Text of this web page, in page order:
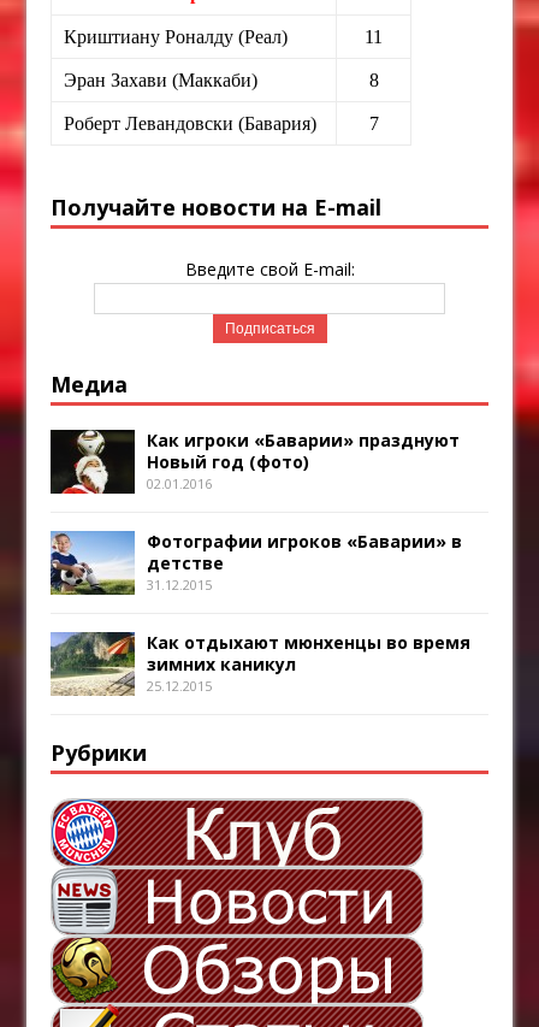
Криштиану Роналду (Реал) 11
Эран Захави (Маккаби) 8
Роберт Левандовски (Бавария) 7
Получайте новости на E-mail
Введите свой E-mail:
Медиа
Как игроки «Баварии» празднуют
Новый год (фото)
02.01.2016
Фотографии игроков «Баварии» в
детстве
31.12.2015
Как отдыхают мюнхенцы во время
зимних каникул
25.12.2015
Рубрики